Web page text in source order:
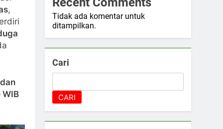
,
Tidak ada komentar untuk
ditampilkan.
Cari
CARI